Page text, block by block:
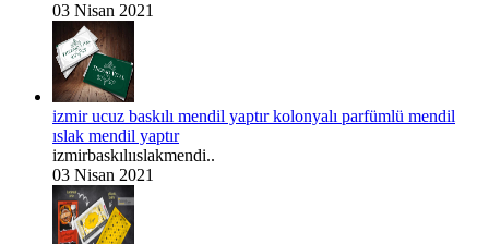
03 Nisan 2021
izmir ucuz baskılı mendil yaptır kolonyalı parfümlü mendil
ıslak mendil yaptır
izmirbaskılııslakmendi..
03 Nisan 2021